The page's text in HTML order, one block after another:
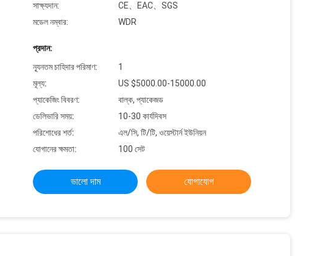
সাক্ষ্যদান:
CE、EAC、SGS
মডেল নম্বার:
WDR
প্রদান:
ন্যূনতম চাহিদার পরিমাণ:
1
মূল্য:
US $5000.00-15000.00
প্যাকেজিং বিবরণ:
বাল্ক, প্যাকেজড
ডেলিভারি সময়:
10-30 কার্যদিবস
পরিশোধের শর্ত:
এল/সি, টি/টি, ওয়েস্টার্ন ইউনিয়ন
যোগানের ক্ষমতা:
100 সেট
ভালো দাম যোগাযোগ